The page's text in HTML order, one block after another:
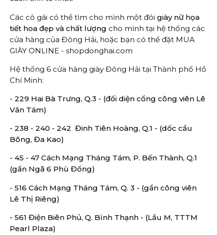
Các cô gái có thể tìm cho mình một đôi giày nữ họa
tiết hoa đẹp và chất lượng cho mình tại hệ thống các
cửa hàng của Đông Hải, hoặc bạn có thể đặt MUA
GIÀY ONLINE - shopdonghai.com
Hệ thống 6 cửa hàng giày Đông Hải tại Thành phố Hồ
Chí Minh:
- 229 Hai Bà Trưng, Q.3 - (đối diện cổng công viên Lê
Văn Tám)
- 238 - 240 - 242 Đinh Tiên Hoàng, Q.1 - (dốc cầu
Bông, Đa Kao)
- 45 - 47 Cách Mạng Tháng Tám, P. Bến Thành, Q.1
(gần Ngã 6 Phù Đổng)
- 516 Cách Mạng Tháng Tám, Q. 3 - (gần công viên
Lê Thị Riêng)
- 561 Điện Biên Phủ, Q. Bình Thạnh - (Lầu M, TTTM
Pearl Plaza)